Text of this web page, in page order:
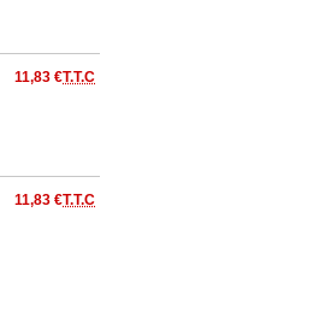
11,83 €T.T.C
11,83 €T.T.C